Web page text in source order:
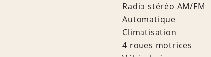
Radio stéréo AM/FM
Automatique
Climatisation
4 roues motrices